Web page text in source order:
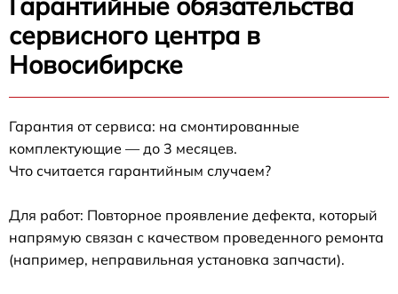
сервисного центра в
Новосибирске
Гарантия от сервиса: на смонтированные
комплектующие — до 3 месяцев.
Что считается гарантийным случаем?
Для работ: Повторное проявление дефекта, который
напрямую связан с качеством проведенного ремонта
(например, неправильная установка запчасти).